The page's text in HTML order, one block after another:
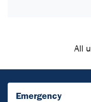
All
Emergency